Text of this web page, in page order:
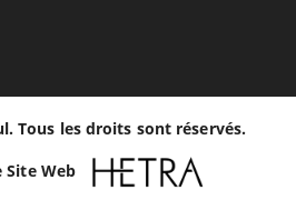
Tous les droits sont réservés.
Site Web